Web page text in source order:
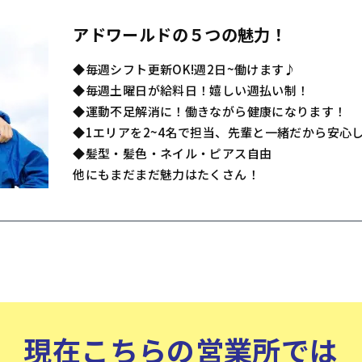
アドワールドの５つの魅力！
◆毎週シフト更新OK!週2日~働けます♪
◆毎週土曜日が給料日！嬉しい週払い制！
◆運動不足解消に！働きながら健康になります！
◆1エリアを2~4名で担当、先輩と一緒だから安心
◆髪型・髪色・ネイル・ピアス自由
他にもまだまだ魅力はたくさん！
現在こちらの営業所では